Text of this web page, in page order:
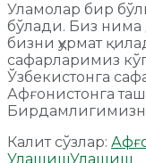
Уламолар бир
бўлади. Биз нима
бизни ҳурмат
сафарларимиз
Ўзбекистонга
Афғонистонга
Калит сўзлар:
УлашишУлашиш